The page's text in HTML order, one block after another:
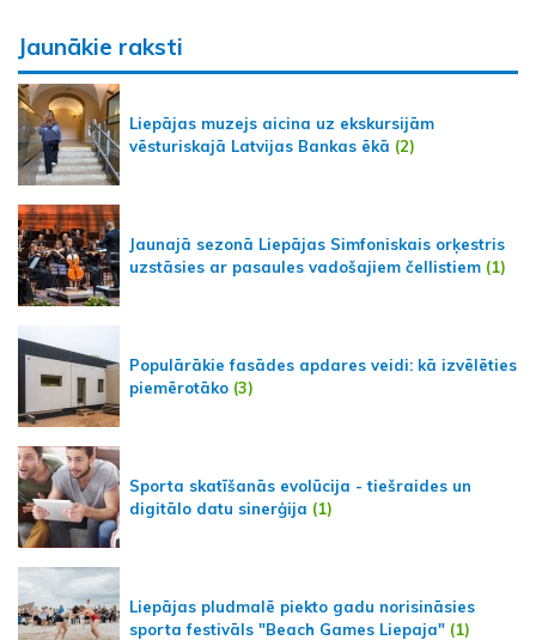
Jaunākie raksti
Liepājas muzejs aicina uz ekskursijām
vēsturiskajā Latvijas Bankas ēkā (2)
Jaunajā sezonā Liepājas Simfoniskais orķestris
uzstāsies ar pasaules vadošajiem čellistiem (1)
Populārākie fasādes apdares veidi: kā izvēlēties
piemērotāko (3)
Sporta skatīšanās evolūcija - tiešraides un
digitālo datu sinerģija (1)
Liepājas pludmalē piekto gadu norisināsies
sporta festivāls "Beach Games Liepaja" (1)